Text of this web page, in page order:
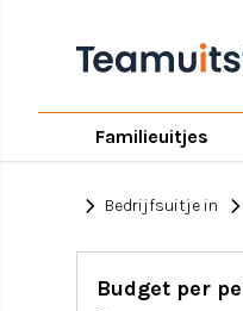
Familieuitjes
chevron_right Bedrijfsuitje in chevron_right
Budget per